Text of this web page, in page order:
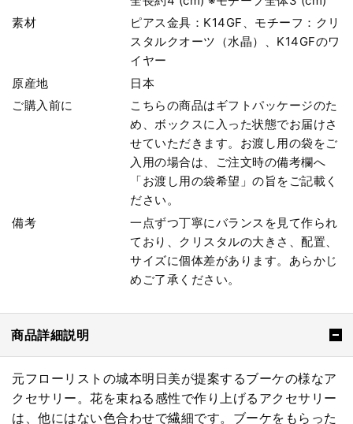
素材
ピアス金具：K14GF、モチーフ：クリ
スタルクオーツ（水晶）、K14GFのワ
イヤー
原産地
日本
ご購入前に
こちらの商品はギフトパッケージのた
め、ボックスに入った状態でお届けさ
せていただきます。お渡し用の袋をご
入用の場合は、ご注文時の備考欄へ
「お渡し用の袋希望」の旨をご記載く
ださい。
備考
一点ずつ丁寧にバランスを見て作られ
ており、クリスタルの大きさ、配置、
サイズに個体差があります。あらかじ
めご了承ください。
商品詳細説明
元フローリストの城本明日美が提案するブーケの様なア
クセサリー。花を束ねる感性で作り上げるアクセサリー
は、他にはない色合わせで繊細です。ブーケをもらった